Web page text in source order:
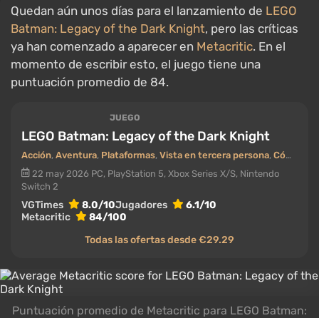
Quedan aún unos días para el lanzamiento de LEGO
Batman: Legacy of the Dark Knight, pero las críticas
ya han comenzado a aparecer en Metacritic. En el
momento de escribir esto, el juego tiene una
puntuación promedio de 84.
JUEGO
LEGO Batman: Legacy of the Dark Knight
Acción, Aventura, Plataformas, Vista en tercera persona, Cómics
22 may 2026 PC, PlayStation 5, Xbox Series X/S, Nintendo
Switch 2
VGTimes 8.0/10Jugadores
6.1/10
Metacritic
84/100
Todas las ofertas desde €29.29
Puntuación promedio de Metacritic para LEGO Batman: